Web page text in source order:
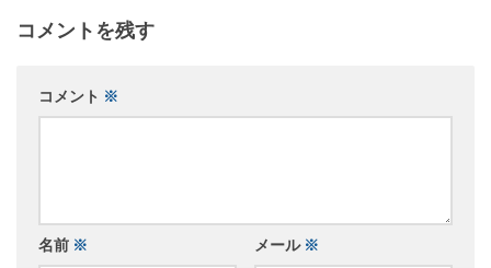
コメントを残す
コメント ※
名前 ※ メール ※